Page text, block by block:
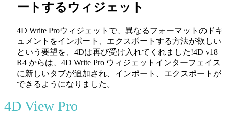
ートするウィジェット
4D Write Proウィジェットで、異なるフォーマットのドキ
ュメントをインポート、エクスポートする方法が欲しい
という要望を、4Dは再び受け入れてくれました!4D v18
R4 からは、4D Write Pro ウィジェットインターフェイス
に新しいタブが追加され、インポート、エクスポートが
できるようになりました。
4D View Pro